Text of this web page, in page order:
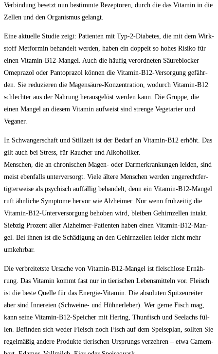
Ver­bin­dung besetzt nun bestimm­te Rezep­to­ren, durch die das Vit­amin in die
Zel­len und den Orga­nis­mus gelangt.
Eine aktu­el­le Stu­die zeigt: Pati­en­ten mit Typ-2-Dia­be­tes, die mit dem Wirk­
stoff Met­formin behan­delt wer­den, haben ein dop­pelt so hohes Risi­ko für
einen Vit­amin-B12-Man­gel. Auch die häu­fig ver­ord­ne­ten Säu­re­blo­cker
Ome­pra­zol oder Pan­to­pra­zol kön­nen die Vit­amin-B12-Ver­sor­gung gefähr­
den. Sie redu­zie­ren die Magen­säu­re-Kon­zen­tra­ti­on, wodurch Vit­amin-B12
schlech­ter aus der Nah­rung her­aus­ge­löst wer­den kann. Die Grup­pe, die
einen Man­gel an die­sem Vit­amin auf­weist sind stren­ge Vege­ta­ri­er und
Veganer.
In Schwan­ger­schaft und Still­zeit ist der Bedarf an Vit­amin-B12 erhöht. Das
gilt auch bei Stress, für Rau­cher und Alko­ho­li­ker.
Men­schen, die an chro­ni­schen Magen- oder Darm­er­kran­kun­gen lei­den, sind
meist eben­falls unter­ver­sorgt. Vie­le älte­re Men­schen wer­den unge­recht­fer­
tig­ter­wei­se als psy­chisch auf­fäl­lig behan­delt, denn ein Vit­amin-B12-Man­gel
ruft ähn­li­che Sym­pto­me her­vor wie Alz­hei­mer. Nur wenn früh­zei­tig die
Vit­amin-B12-Unter­ver­sor­gung beho­ben wird, blei­ben Gehirn­zel­len intakt.
Sieb­zig Pro­zent aller Alz­hei­mer-Pati­en­ten haben einen Vit­amin-B12-Man­
gel. Bei ihnen ist die Schä­di­gung an den Gehirn­zel­len lei­der nicht mehr
umkehrbar.
Die ver­brei­tets­te Ursa­che von Vit­amin-B12-Man­gel ist fleisch­lo­se Ernäh­
rung. Das Vit­amin kommt fast nur in tie­ri­schen Lebens­mit­teln vor. Fleisch
ist die bes­te Quel­le für das Ener­gie-Vit­amin. Die abso­lu­ten Spit­zen­rei­ter
aber sind Inne­rei­en (Schwei­ne- und Hüh­ner­le­ber). Wer ger­ne Fisch mag,
kann sei­ne Vit­amin-B12-Spei­cher mit Hering, Thun­fisch und See­lachs fül­
len. Befin­den sich weder Fleisch noch Fisch auf dem Spei­se­plan, soll­ten Sie
regel­mä­ßig ande­re Pro­duk­te tie­ri­schen Ursprungs ver­zeh­ren – etwa Camem­